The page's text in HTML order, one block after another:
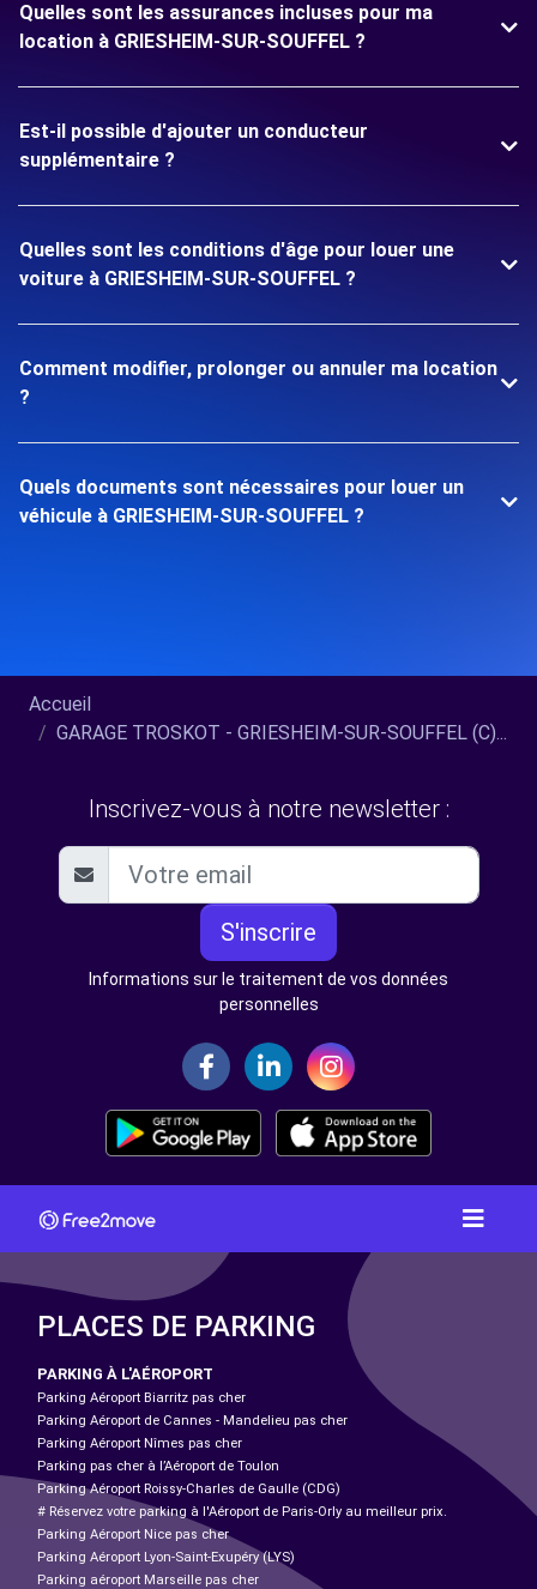
Quelles sont les assurances incluses pour ma
location à GRIESHEIM-SUR-SOUFFEL ?
Est-il possible d'ajouter un conducteur
supplémentaire ?
Quelles sont les conditions d'âge pour louer une
voiture à GRIESHEIM-SUR-SOUFFEL ?
Comment modifier, prolonger ou annuler ma location
?
Quels documents sont nécessaires pour louer un
véhicule à GRIESHEIM-SUR-SOUFFEL ?
Accueil
GARAGE TROSKOT - GRIESHEIM-SUR-SOUFFEL (C)...
Inscrivez-vous à notre newsletter :
S'inscrire
Informations sur le traitement de vos données
personnelles
PLACES DE PARKING
PARKING À L'AÉROPORT
Parking Aéroport Biarritz pas cher
Parking Aéroport de Cannes - Mandelieu pas cher
Parking Aéroport Nîmes pas cher
Parking pas cher à l’Aéroport de Toulon
Parking Aéroport Roissy-Charles de Gaulle (CDG)
# Réservez votre parking à l'Aéroport de Paris-Orly au meilleur prix.
Parking Aéroport Nice pas cher
Parking Aéroport Lyon-Saint-Exupéry (LYS)
Parking aéroport Marseille pas cher